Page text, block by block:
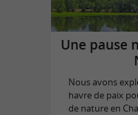
Une pause
Nous avons
havre de paix
de nature en